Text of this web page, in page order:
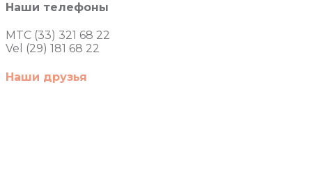
Наши телефоны
MTC (33) 321 68 22
Vel (29) 181 68 22
Наши друзья